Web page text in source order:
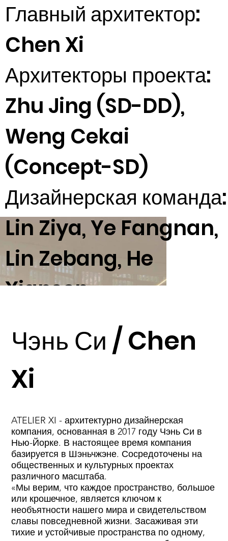
Главный архитектор:
Chen Xi
Архитекторы проекта:
Zhu Jing (SD-DD),
Weng Cekai
(Concept-SD)
Дизайнерская команда:
Lin Ziya, Ye Fangnan,
Lin Zebang, He
Xiansen
Ассоциированный
архитектор:
Zhonghang Guorun
(Shenzhen)
Construction
Technology
Development Co., Ltd.
Строительная
ATELIER XI - архитектурно дизайнерская
компания, основанная в 2017 году Чэнь Си в
Нью-Йорке. В настоящее время компания
базируется в Шэньчжэне. Сосредоточены на
общественных и культурных проектах
различного масштаба.
«Мы верим, что каждое пространство, большое
или крошечное, является ключом к
необъятности нашего мира и свидетельством
славы повседневной жизни. Засаживая эти
тихие и устойчивые пространства по одному,
Чэнь Си / Chen
Xi